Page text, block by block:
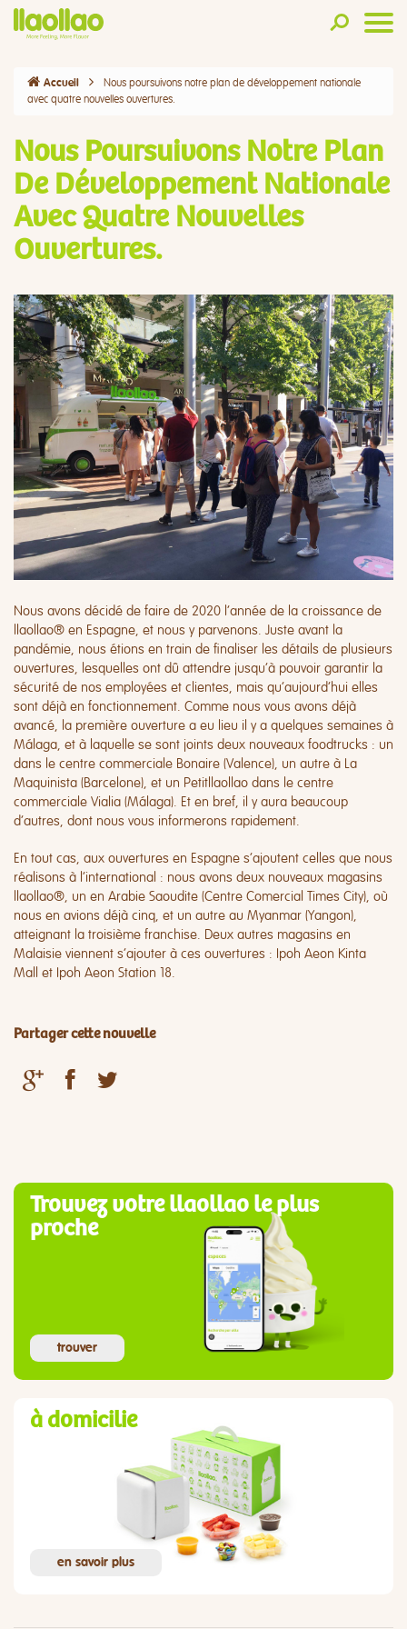
Accueil
Nous poursuivons notre plan de développement nationale
avec quatre nouvelles ouvertures.
Nous Poursuivons Notre Plan
De Développement Nationale
Avec Quatre Nouvelles
Ouvertures.
Nous avons décidé de faire de 2020 l’année de la croissance de
llaollao® en Espagne, et nous y parvenons. Juste avant la
pandémie, nous étions en train de finaliser les détails de plusieurs
ouvertures, lesquelles ont dû attendre jusqu’à pouvoir garantir la
sécurité de nos employées et clientes, mais qu’aujourd’hui elles
sont déjà en fonctionnement. Comme nous vous avons déjà
avancé, la première ouverture a eu lieu il y a quelques semaines à
Málaga, et à laquelle se sont joints deux nouveaux foodtrucks : un
dans le centre commerciale Bonaire (Valence), un autre à La
Maquinista (Barcelone), et un Petitllaollao dans le centre
commerciale Vialia (Málaga). Et en bref, il y aura beaucoup
d’autres, dont nous vous informerons rapidement.
En tout cas, aux ouvertures en Espagne s’ajoutent celles que nous
réalisons à l’international : nous avons deux nouveaux magasins
llaollao®, un en Arabie Saoudite (Centre Comercial Times City), où
nous en avions déjà cinq, et un autre au Myanmar (Yangon),
atteignant la troisième franchise. Deux autres magasins en
Malaisie viennent s’ajouter à ces ouvertures : Ipoh Aeon Kinta
Mall et Ipoh Aeon Station 18.
Partager cette nouvelle
Trouvez votre llaollao le plus
proche
trouver
à domicilie
en savoir plus